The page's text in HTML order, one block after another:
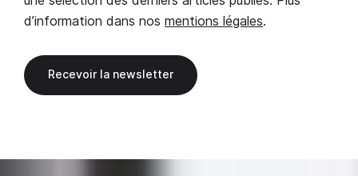
d’information dans nos mentions légales.